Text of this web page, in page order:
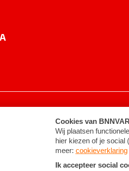
instellingen Algemene